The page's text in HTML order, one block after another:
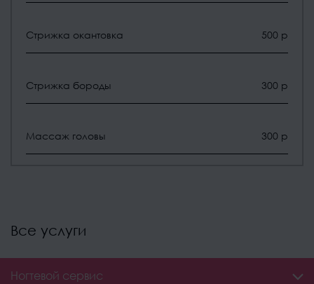
Стрижка окантовка 500 р
Стрижка бороды 300 р
Массаж головы 300 р
Все услуги
Ногтевой сервис